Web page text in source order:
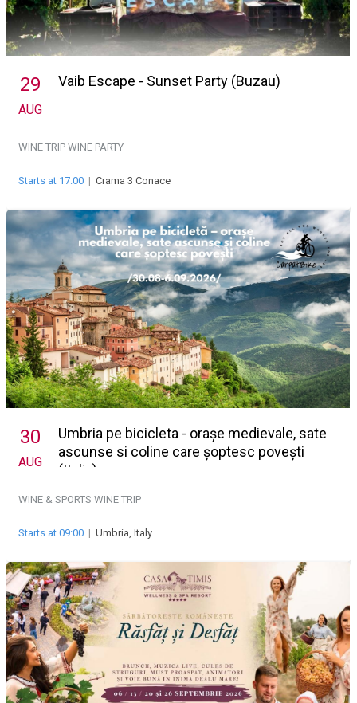
29
AUG
Vaib Escape - Sunset Party (Buzau)
WINE TRIP WINE PARTY
Starts at 17:00 | Crama 3 Conace
30
AUG
Umbria pe bicicleta - orașe medievale, sate
ascunse si coline care șoptesc povești
(Italia)
WINE & SPORTS WINE TRIP
Starts at 09:00 | Umbria, Italy